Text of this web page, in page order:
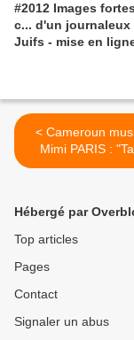
#2012 Images
c... d'un journaleux
Juifs - mise en
< Cameroun music avec
Mimi PARIS :
Hébergé par
Top articles
Pages
Contact
Signaler un abus